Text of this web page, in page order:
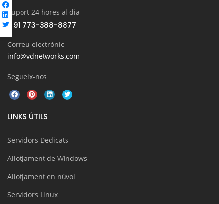
Suport 24 hores al dia
+91 773-388-8877
Correu electrònic
info@vdnetworks.com
Segueix-nos
LINKS ÚTILS
Servidors Dedicats
Allotjament de Windows
Allotjament en núvol
Servidors Linux